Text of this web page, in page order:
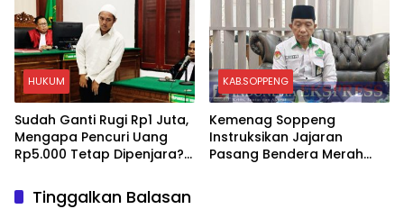
HUKUM
Sudah Ganti Rugi Rp1 Juta,
Mengapa Pencuri Uang
Rp5.000 Tetap Dipenjara?
KAB.SOPPENG
Kemenag Soppeng
Instruksikan Jajaran
Pasang Bendera Merah
Tinggalkan Balasan